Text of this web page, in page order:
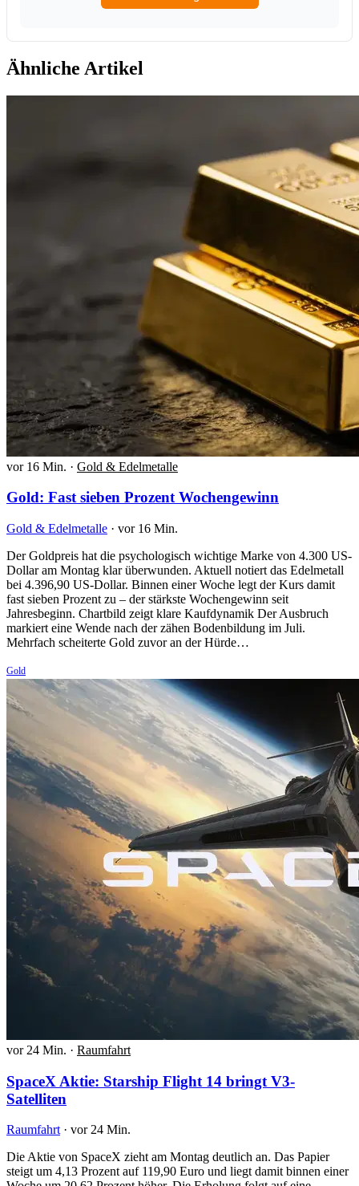
Ähnliche Artikel
vor 16 Min. · Gold & Edelmetalle
Gold: Fast sieben Prozent Wochengewinn
Gold & Edelmetalle · vor 16 Min.
Der Goldpreis hat die psychologisch wichtige Marke von 4.300 US-
Dollar am Montag klar überwunden. Aktuell notiert das Edelmetall
bei 4.396,90 US-Dollar. Binnen einer Woche legt der Kurs damit
fast sieben Prozent zu – der stärkste Wochengewinn seit
Jahresbeginn. Chartbild zeigt klare Kaufdynamik Der Ausbruch
markiert eine Wende nach der zähen Bodenbildung im Juli.
Mehrfach scheiterte Gold zuvor an der Hürde…
Gold
vor 24 Min. · Raumfahrt
SpaceX Aktie: Starship Flight 14 bringt V3-
Satelliten
Raumfahrt · vor 24 Min.
Die Aktie von SpaceX zieht am Montag deutlich an. Das Papier
steigt um 4,13 Prozent auf 119,90 Euro und liegt damit binnen einer